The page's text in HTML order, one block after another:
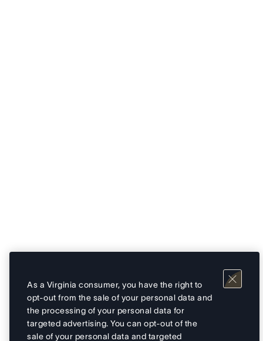
As a Virginia consumer, you have the right to
opt-out from the sale of your personal data and
the processing of your personal data for
targeted advertising. You can opt-out of the
sale of your personal data and targeted